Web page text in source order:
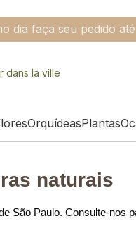
dia faça seu pedido
OrquídeasPlantas
naturais
São Paulo. Consulte-nos